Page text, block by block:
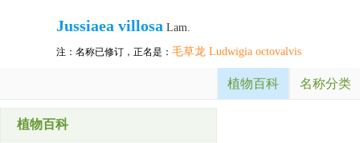
Jussiaea villosa Lam.
注：名称已修订，正名是： 毛草龙 Ludwigia octovalvis
植物百科 名称分类
植物百科